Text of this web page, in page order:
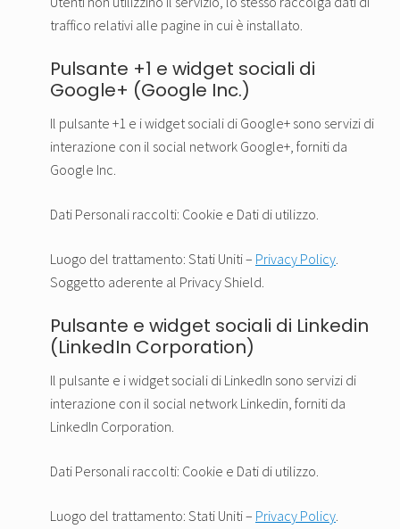
traffico relativi alle pagine in cui è installato.
Pulsante +1 e widget sociali di
Google+ (Google Inc.)
Il pulsante +1 e i widget sociali di Google+ sono servizi di
interazione con il social network Google+, forniti da
Google Inc.
Dati Personali raccolti: Cookie e Dati di utilizzo.
Luogo del trattamento: Stati Uniti – Privacy Policy.
Soggetto aderente al Privacy Shield.
Pulsante e widget sociali di Linkedin
(LinkedIn Corporation)
Il pulsante e i widget sociali di LinkedIn sono servizi di
interazione con il social network Linkedin, forniti da
LinkedIn Corporation.
Dati Personali raccolti: Cookie e Dati di utilizzo.
Luogo del trattamento: Stati Uniti – Privacy Policy.